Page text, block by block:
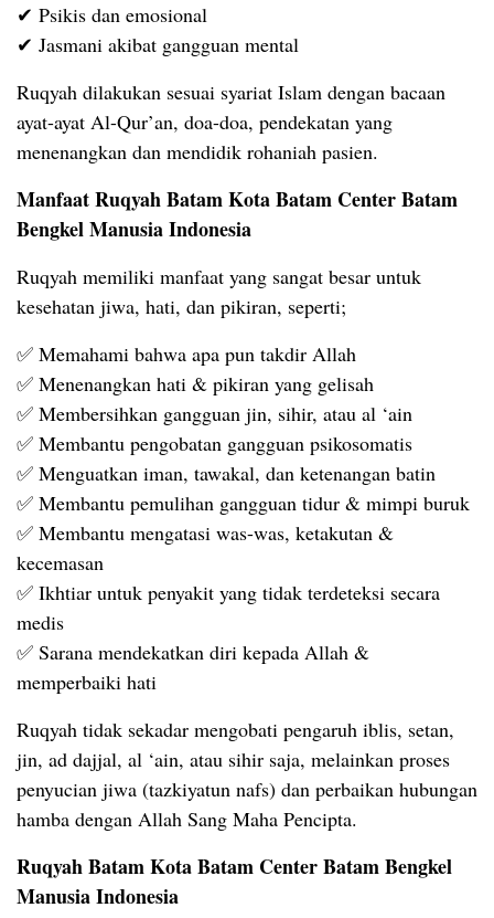
✔ Psikis dan emosional
✔ Jasmani akibat gangguan mental
Ruqyah dilakukan sesuai syariat Islam dengan bacaan
ayat-ayat Al-Qur’an, doa-doa, pendekatan yang
menenangkan dan mendidik rohaniah pasien.
Manfaat Ruqyah Batam Kota Batam Center Batam
Bengkel Manusia Indonesia
Ruqyah memiliki manfaat yang sangat besar untuk
kesehatan jiwa, hati, dan pikiran, seperti;
✅ Memahami bahwa apa pun takdir Allah
✅ Menenangkan hati & pikiran yang gelisah
✅ Membersihkan gangguan jin, sihir, atau al ‘ain
✅ Membantu pengobatan gangguan psikosomatis
✅ Menguatkan iman, tawakal, dan ketenangan batin
✅ Membantu pemulihan gangguan tidur & mimpi buruk
✅ Membantu mengatasi was-was, ketakutan &
kecemasan
✅ Ikhtiar untuk penyakit yang tidak terdeteksi secara
medis
✅ Sarana mendekatkan diri kepada Allah &
memperbaiki hati
Ruqyah tidak sekadar mengobati pengaruh iblis, setan,
jin, ad dajjal, al ‘ain, atau sihir saja, melainkan proses
penyucian jiwa (tazkiyatun nafs) dan perbaikan hubungan
hamba dengan Allah Sang Maha Pencipta.
Ruqyah Batam Kota Batam Center Batam Bengkel
Manusia Indonesia